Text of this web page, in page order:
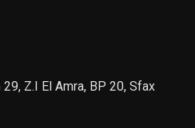
Z.I El Amra, BP 20, Sfax